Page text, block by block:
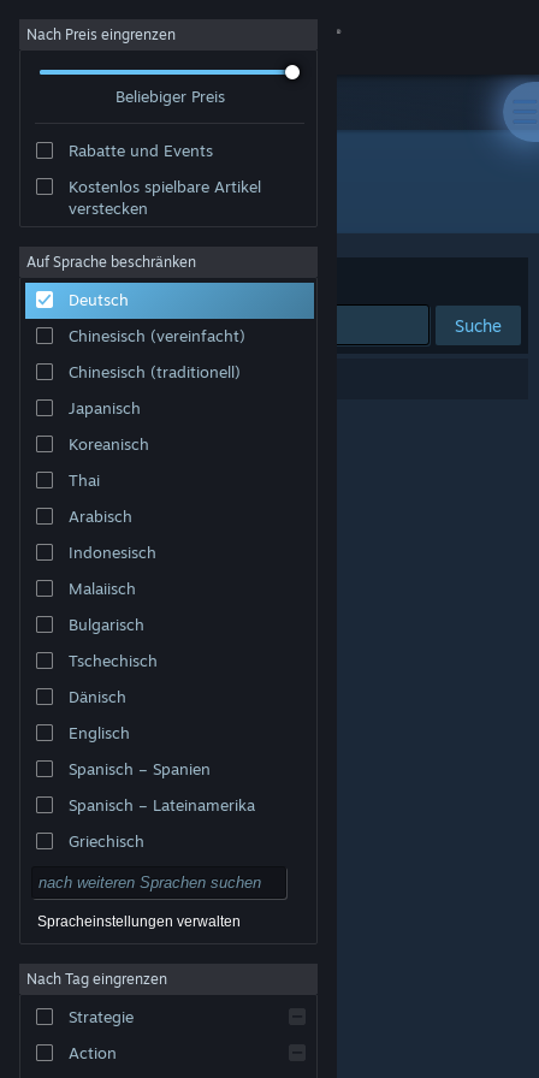
Anmelden
Info
Support
Sprache ändern
Steam-Mobile-App herunterladen
Desktopversion anzeigen
© Valve Corporation. Alle Rechte vorbehalten. Alle
USA und anderen Ländern.
Rechtliches
Barrierefreiheit
Nutzungsvertrag
Nach Preis eingrenzen
Beliebiger Preis
Rabatte und Events
Kostenlos spielbare Artikel
verstecken
Auf Sprache beschränken
Deutsch
Chinesisch (vereinfacht)
Chinesisch (traditionell)
Japanisch
Koreanisch
Thai
Arabisch
Indonesisch
Malaiisch
Bulgarisch
Tschechisch
Dänisch
Englisch
Spanisch – Spanien
Spanisch – Lateinamerika
Griechisch
Spracheinstellungen verwalten
Nach Tag eingrenzen
Strategie
Action
Entwickler: Pen-in-Apple-studio
Sortieren nach Relevanz
Suche
0 Ergebnisse entsprechen Ihrer Suche.